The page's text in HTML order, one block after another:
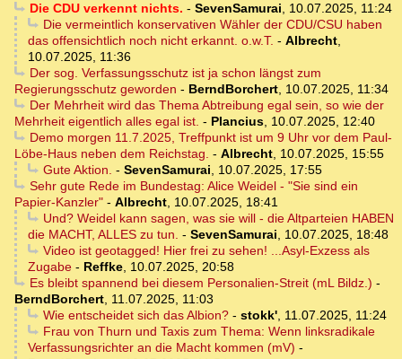
Die CDU verkennt nichts. - SevenSamurai, 10.07.2025, 11:24
Die vermeintlich konservativen Wähler der CDU/CSU haben
das offensichtlich noch nicht erkannt. o.w.T. - Albrecht,
10.07.2025, 11:36
Der sog. Verfassungsschutz ist ja schon längst zum
Regierungsschutz geworden - BerndBorchert, 10.07.2025, 11:34
Der Mehrheit wird das Thema Abtreibung egal sein, so wie der
Mehrheit eigentlich alles egal ist. - Plancius, 10.07.2025, 12:40
Demo morgen 11.7.2025, Treffpunkt ist um 9 Uhr vor dem Paul-
Löbe-Haus neben dem Reichstag. - Albrecht, 10.07.2025, 15:55
Gute Aktion. - SevenSamurai, 10.07.2025, 17:55
Sehr gute Rede im Bundestag: Alice Weidel - "Sie sind ein
Papier-Kanzler" - Albrecht, 10.07.2025, 18:41
Und? Weidel kann sagen, was sie will - die Altparteien HABEN
die MACHT, ALLES zu tun. - SevenSamurai, 10.07.2025, 18:48
Video ist geotagged! Hier frei zu sehen! ...Asyl-Exzess als
Zugabe - Reffke, 10.07.2025, 20:58
Es bleibt spannend bei diesem Personalien-Streit (mL Bildz.) -
BerndBorchert, 11.07.2025, 11:03
Wie entscheidet sich das Albion?- stokk', 11.07.2025, 11:24
Frau von Thurn und Taxis zum Thema: Wenn linksradikale
Verfassungsrichter an die Macht kommen (mV) -